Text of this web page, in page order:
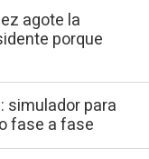
agote la
porque
simulador para
fase a fase